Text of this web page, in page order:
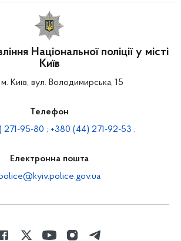
Національної поліції у місті
Київ
м. Київ, вул. Володимирська, 15
Телефон
271-95-80 ; +380 (44) 271-92-53 ;
Електронна пошта